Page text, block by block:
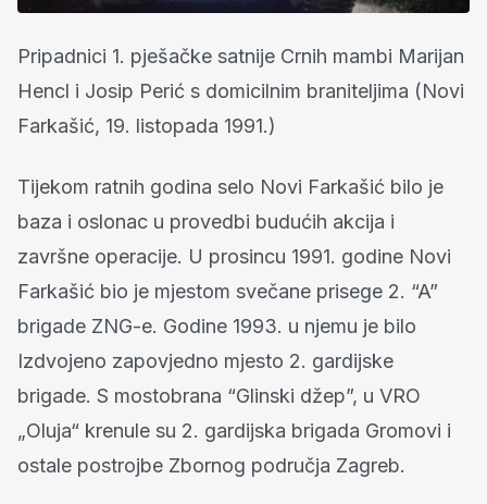
Pripadnici 1. pješačke satnije Crnih mambi Marijan
Hencl i Josip Perić s domicilnim braniteljima (Novi
Farkašić, 19. listopada 1991.)
Tijekom ratnih godina selo Novi Farkašić bilo je
baza i oslonac u provedbi budućih akcija i
završne operacije. U prosincu 1991. godine Novi
Farkašić bio je mjestom svečane prisege 2. “A”
brigade ZNG-e. Godine 1993. u njemu je bilo
Izdvojeno zapovjedno mjesto 2. gardijske
brigade. S mostobrana “Glinski džep”, u VRO
„Oluja“ krenule su 2. gardijska brigada Gromovi i
ostale postrojbe Zbornog područja Zagreb.